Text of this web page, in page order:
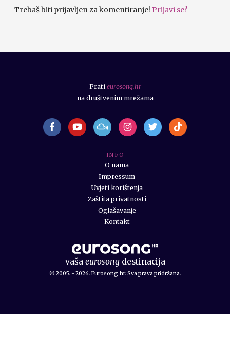
Trebaš biti prijavljen za komentiranje! Prijavi se?
vaša eurosongdestinacija
© 2005. - 2026. Eurosong.hr. Sva prava pridržana.
I N F O
O nama
Impressum
Uvjeti korištenja
Zaštita privatnosti
Oglašavanje
Kontakt
Prati eurosong.hr
na društvenim mrežama